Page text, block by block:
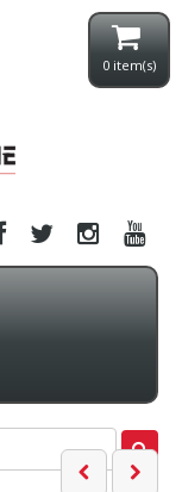
0 item(s)